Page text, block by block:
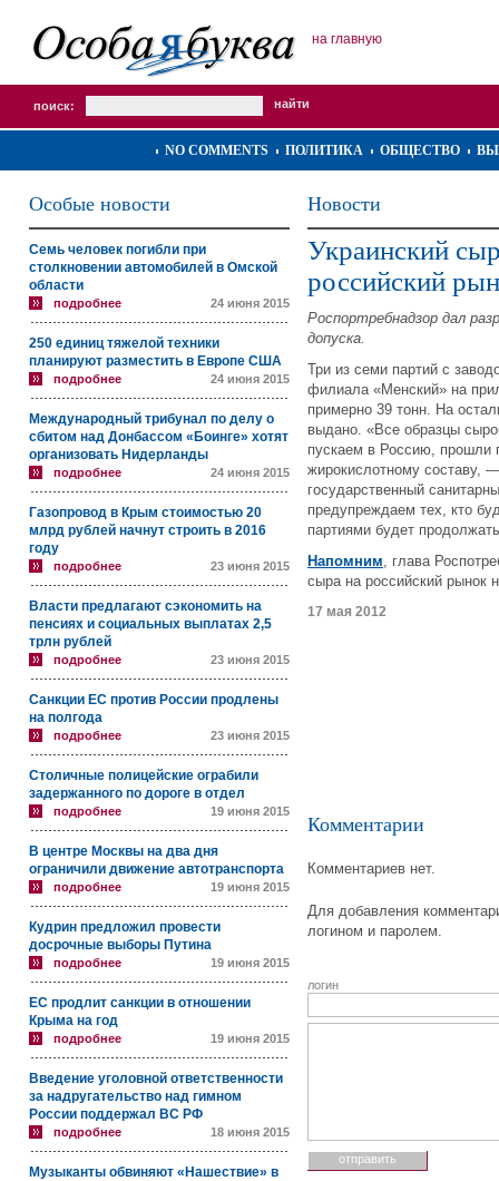
на главную
поиск:
NO COMMENTS ПОЛИТИКА ОБЩЕСТВО
Особые новости
Семь человек погибли при
столкновении автомобилей в Омской
области
подробнее 24 июня 2015
250 единиц тяжелой техники
планируют разместить в Европе США
подробнее 24 июня 2015
Международный трибунал по делу о
сбитом над Донбассом «Боинге» хотят
организовать Нидерланды
подробнее 24 июня 2015
Газопровод в Крым стоимостью 20
млрд рублей начнут строить в 2016
году
подробнее 23 июня 2015
Власти предлагают сэкономить на
пенсиях и социальных выплатах 2,5
трлн рублей
подробнее 23 июня 2015
Санкции ЕС против России продлены
на полгода
подробнее 23 июня 2015
Столичные полицейские ограбили
задержанного по дороге в отдел
подробнее 19 июня 2015
В центре Москвы на два дня
ограничили движение автотранспорта
подробнее 19 июня 2015
Кудрин предложил провести
досрочные выборы Путина
подробнее 19 июня 2015
ЕС продлит санкции в отношении
Крыма на год
подробнее 19 июня 2015
Введение уголовной ответственности
за надругательство над гимном
России поддержал ВС РФ
подробнее 18 июня 2015
Музыканты обвиняют «Нашествие» в
Новости
Украинский
российский
Роспортребнадзор дал
допуска.
Три из семи партий с
филиала «Менский» на
примерно 39 тонн. На
выдано. «Все образцы
пускаем в Россию, прошли
жирокислотному составу,
государственный
предупреждаем тех, кто
партиями будет
Напомним, глава
сыра на российский рынок
17 мая 2012
Комментарии
Комментариев нет.
Для добавления
логином и паролем.
логин